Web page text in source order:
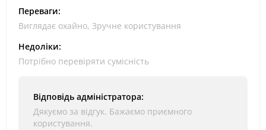
Переваги:
Виглядає охайно, Зручне користування
Недоліки:
Потрібно перевіряти сумісність
Відповідь адміністратора:
Дякуємо за відгук. Бажаємо приємного
користування.